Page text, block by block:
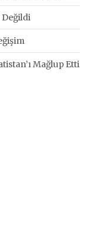
Mağlup Etti